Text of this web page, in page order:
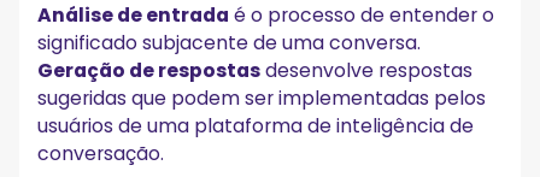
Análise de entrada é o processo de entender o
significado subjacente de uma conversa.
Geração de respostasdesenvolve respostas
sugeridas que podem ser implementadas pelos
usuários de uma plataforma de inteligência de
conversação.